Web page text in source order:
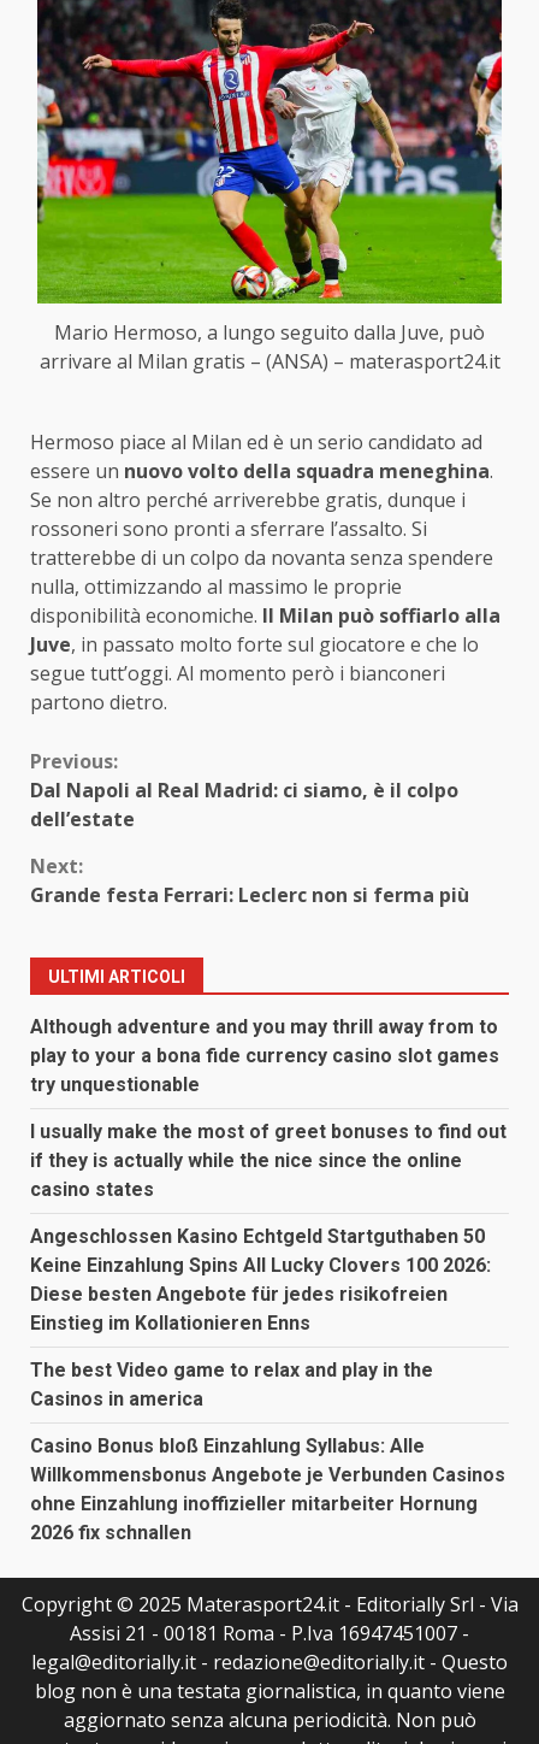
Mario Hermoso, a lungo seguito dalla Juve, può
arrivare al Milan gratis – (ANSA) – materasport24.it
Hermoso piace al Milan ed è un serio candidato ad
essere un nuovo volto della squadra meneghina.
Se non altro perché arriverebbe gratis, dunque i
rossoneri sono pronti a sferrare l’assalto. Si
tratterebbe di un colpo da novanta senza spendere
nulla, ottimizzando al massimo le proprie
disponibilità economiche. Il Milan può soffiarlo alla
Juve, in passato molto forte sul giocatore e che lo
segue tutt’oggi. Al momento però i bianconeri
partono dietro.
Continue
Reading
Previous:
Dal Napoli al Real Madrid: ci siamo, è il colpo
dell’estate
Next:
Grande festa Ferrari: Leclerc non si ferma più
ULTIMI ARTICOLI
Although adventure and you may thrill away from to
play to your a bona fide currency casino slot games
try unquestionable
I usually make the most of greet bonuses to find out
if they is actually while the nice since the online
casino states
Angeschlossen Kasino Echtgeld Startguthaben 50
Keine Einzahlung Spins All Lucky Clovers 100 2026:
Diese besten Angebote für jedes risikofreien
Einstieg im Kollationieren Enns
The best Video game to relax and play in the
Casinos in america
Casino Bonus bloß Einzahlung Syllabus: Alle
Willkommensbonus Angebote je Verbunden Casinos
ohne Einzahlung inoffizieller mitarbeiter Hornung
2026 fix schnallen
Copyright © 2025 Materasport24.it - Editorially Srl - Via
Assisi 21 - 00181 Roma - P.Iva 16947451007 -
legal@editorially.it - redazione@editorially.it - Questo
blog non è una testata giornalistica, in quanto viene
aggiornato senza alcuna periodicità. Non può